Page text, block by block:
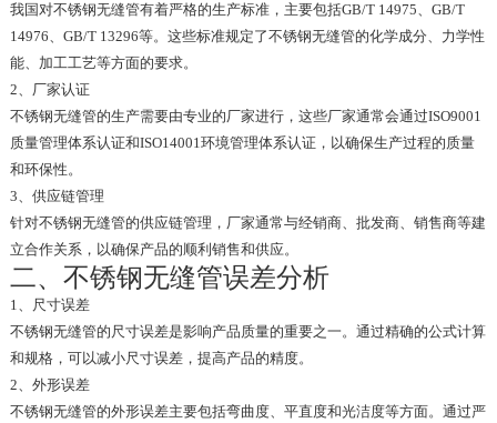
我国对不锈钢无缝管有着严格的生产标准，主要包括GB/T 14975、GB/T
14976、GB/T 13296等。这些标准规定了不锈钢无缝管的化学成分、力学性
能、加工工艺等方面的要求。
2、厂家认证
不锈钢无缝管的生产需要由专业的厂家进行，这些厂家通常会通过ISO9001
质量管理体系认证和ISO14001环境管理体系认证，以确保生产过程的质量
和环保性。
3、供应链管理
针对不锈钢无缝管的供应链管理，厂家通常与经销商、批发商、销售商等建
立合作关系，以确保产品的顺利销售和供应。
二、不锈钢无缝管误差分析
1、尺寸误差
不锈钢无缝管的尺寸误差是影响产品质量的重要之一。通过精确的公式计算
和规格，可以减小尺寸误差，提高产品的精度。
2、外形误差
不锈钢无缝管的外形误差主要包括弯曲度、平直度和光洁度等方面。通过严